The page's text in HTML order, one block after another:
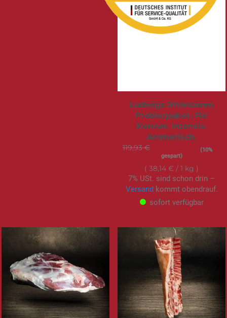
Ludwigs Rhönlamm
Probierpaket. Für
Kenner. Intensiv.
Aromatisch.
119,93 € Sonderangebot(10%
gespart)
38,14 € / 1 kg
7% USt. sind schon drin –
Versandkommt obendrauf.
sofort verfügbar